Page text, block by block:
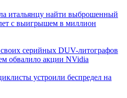
итальянцу найти выброшенный
с выигрышем в миллион
серийных DUV-литографов
обвалило акции NVidia
устроили беспредел на